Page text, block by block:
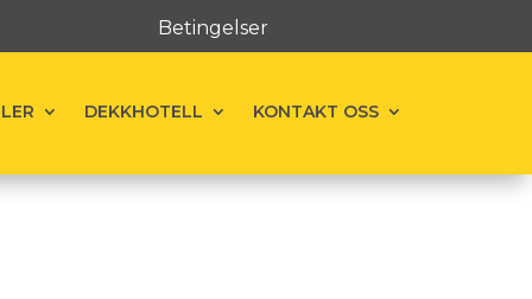
Betingelser
DEKKHOTELL KONTAKT OSS